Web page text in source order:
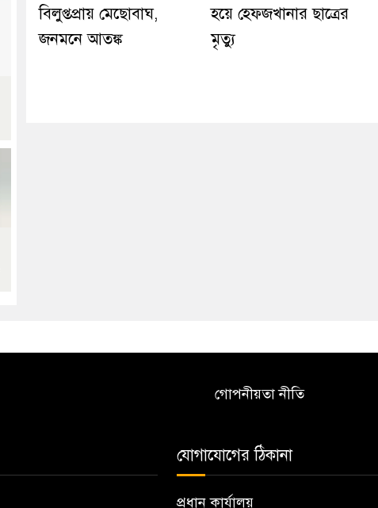
বিলুপ্তপ্রায় মেছোবাঘ,
জনমনে আতঙ্ক
হয়ে হেফজখানার ছাত্রের
মৃত্যু
গোপনীয়তা নীতি
যোগাযোগের ঠিকানা
প্রধান কার্যালয়